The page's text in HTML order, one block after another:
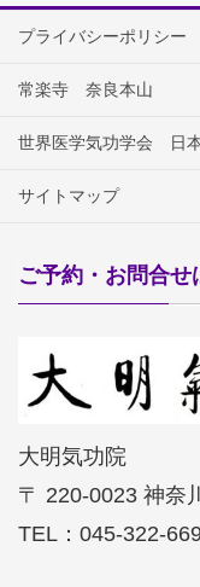
プライバシーポリシー
常楽寺 奈良本山
世界医学気功学会 日
サイトマップ
ご予約・お問合せ
大明気功院
〒 220-0023 神奈
TEL：045-322-